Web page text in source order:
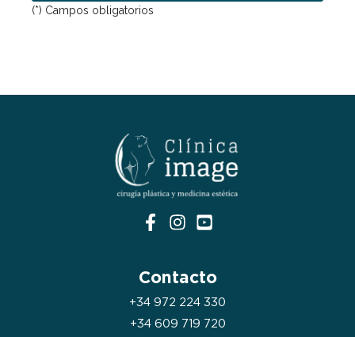
(*) Campos obligatorios
Contacto
+34 972 224 330
+34 609 719 720